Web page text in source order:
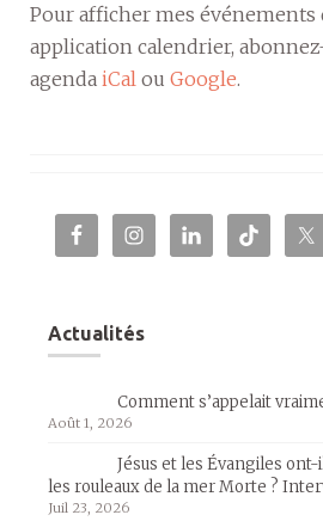
Pour afficher mes événements
application calendrier,
agenda iCal ou Google.
Actualités
Comment s’appelait
Août 1, 2026
Jésus et les Évangiles
les rouleaux de la mer Morte ?
Juil 23, 2026